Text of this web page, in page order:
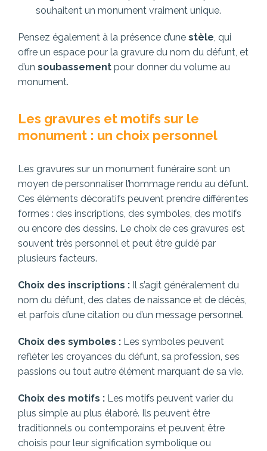
souhaitent un monument vraiment unique.
Pensez également à la présence d’une stèle , qui
offre un espace pour la gravure du nom du défunt, et
d’un soubassement pour donner du volume au
monument.
Les gravures et motifs sur le
monument : un choix personnel
Les gravures sur un monument funéraire sont un
moyen de personnaliser l’hommage rendu au défunt.
Ces éléments décoratifs peuvent prendre différentes
formes : des inscriptions, des symboles, des motifs
ou encore des dessins. Le choix de ces gravures est
souvent très personnel et peut être guidé par
plusieurs facteurs.
Choix des inscriptions : Il s’agit généralement du
nom du défunt, des dates de naissance et de décès,
et parfois d’une citation ou d’un message personnel.
Choix des symboles : Les symboles peuvent
refléter les croyances du défunt, sa profession, ses
passions ou tout autre élément marquant de sa vie.
Choix des motifs : Les motifs peuvent varier du
plus simple au plus élaboré. Ils peuvent être
traditionnels ou contemporains et peuvent être
choisis pour leur signification symbolique ou